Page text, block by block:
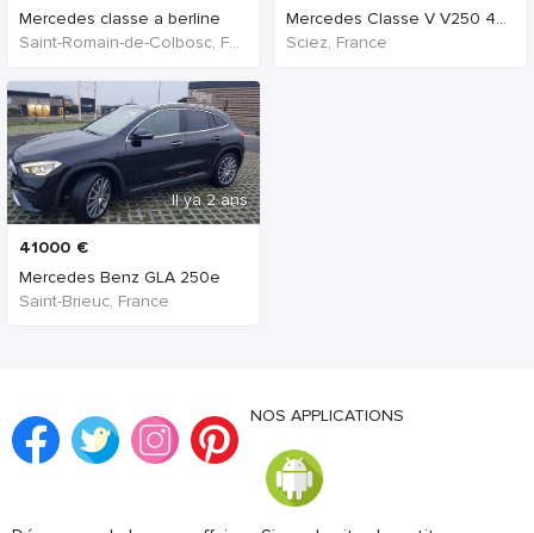
Mercedes classe a berline
Saint-Romain-de-Colbosc, France
Il ya 2 ans
41000 €
Mercedes Benz GLA 250e
Saint-Brieuc, France
Mercedes Classe V V250 4MATIC Origine France
Sciez, France
NOS APPLICATIONS